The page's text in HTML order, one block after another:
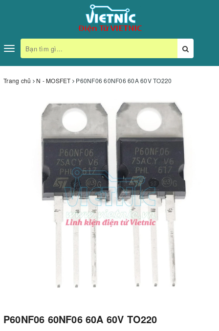
Toggle
navigation
Trang chủ N - MOSFET P60NF06 60NF06 60A 60V TO220
P60NF06 60NF06 60A 60V TO220